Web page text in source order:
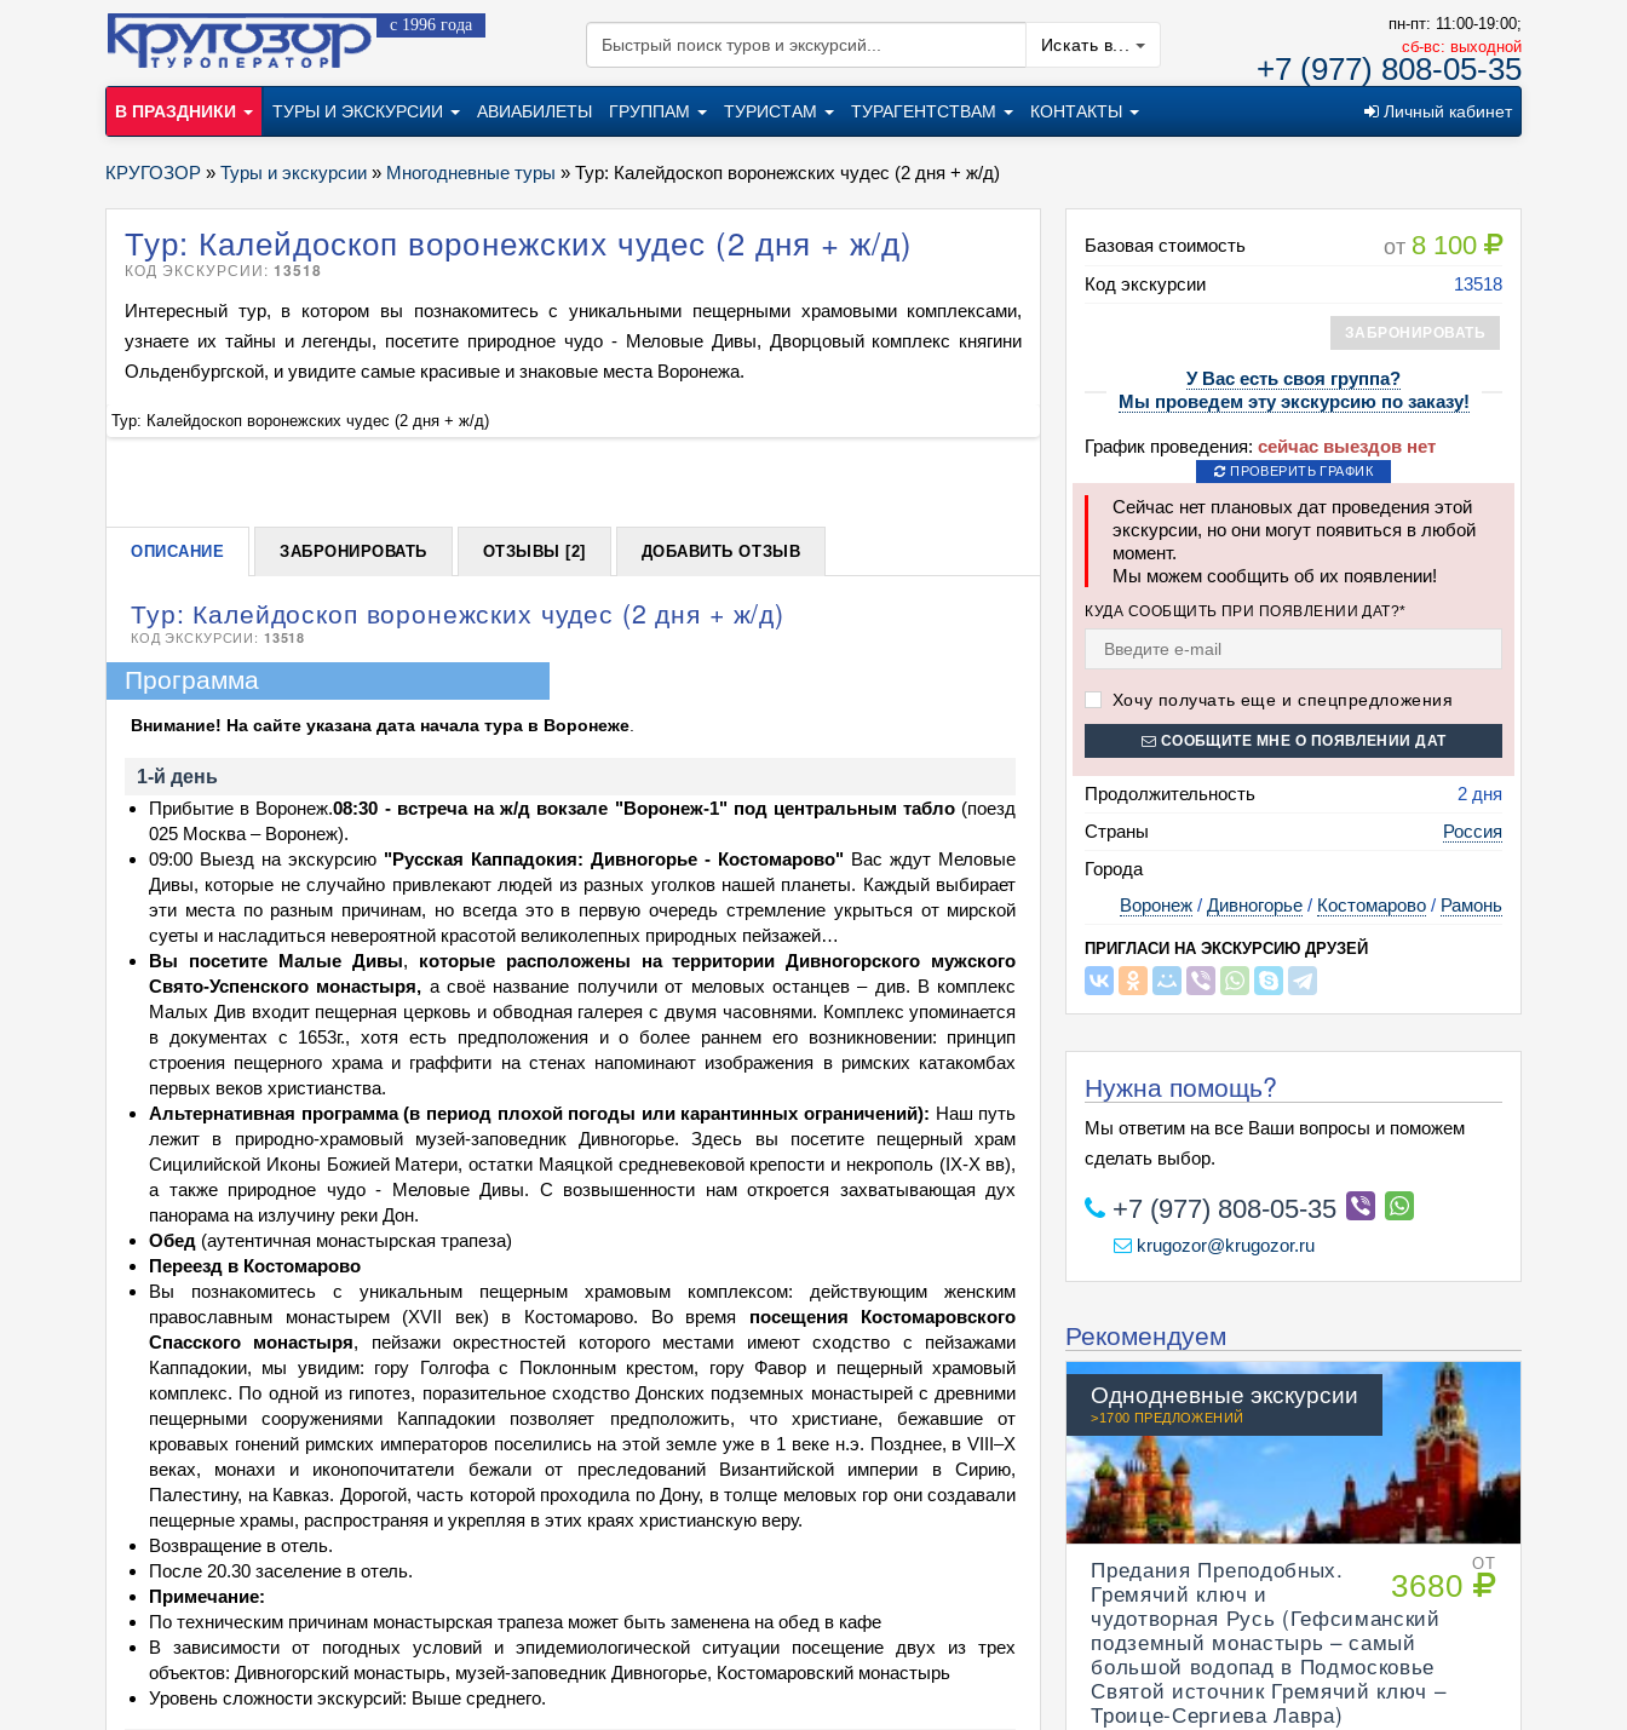
с 1996 года
Искать в...
пн-пт: 11:00-19:00;
cб-вс: выходной
+7 (977) 808-05-35
В ПРАЗДНИКИ ТУРЫ И ЭКСКУРСИИ АВИАБИЛЕТЫ ГРУППАМ ТУРИСТАМ ТУРАГЕНТСТВАМ КОНТАКТЫ Личный кабинет
КРУГОЗОР » Туры и экскурсии » Многодневные туры » Тур: Калейдоскоп воронежских чудес (2 дня + ж/д)
Базовая стоимость от 8 100
Код экскурсии 13518
ЗАБРОНИРОВАТЬ
У Вас есть своя группа?
Мы проведем эту экскурсию по заказу!
График проведения: сейчас выездов нет
ПРОВЕРИТЬ ГРАФИК
Сейчас нет плановых дат проведения этой
экскурсии, но они могут появиться в любой
момент.
Мы можем сообщить об их появлении!
КУДА СООБЩИТЬ ПРИ ПОЯВЛЕНИИ ДАТ?*
Хочу получать еще и спецпредложения
СООБЩИТЕ МНЕ О ПОЯВЛЕНИИ ДАТ
Продолжительность
2 дня
Страны
Россия
Города
Воронеж / Дивногорье / Костомарово / Рамонь
ПРИГЛАСИ НА ЭКСКУРСИЮ ДРУЗЕЙ
Тур: Калейдоскоп воронежских чудес (2 дня + ж/д)
КОД ЭКСКУРСИИ: 13518
Интересный тур, в котором вы познакомитесь с уникальными пещерными храмовыми комплексами,
узнаете их тайны и легенды, посетите природное чудо - Меловые Дивы, Дворцовый комплекс княгини
Ольденбургской, и увидите самые красивые и знаковые места Воронежа.
Тур: Калейдоскоп воронежских чудес (2 дня + ж/д)
ОПИСАНИЕ ЗАБРОНИРОВАТЬ ОТЗЫВЫ [2] ДОБАВИТЬ ОТЗЫВ
Тур: Калейдоскоп воронежских чудес (2 дня + ж/д)
КОД ЭКСКУРСИИ: 13518
Программа
Внимание! На сайте указана дата начала тура в Воронеже
1-й день
Прибытие в Воронеж.08:30 - встреча на ж/д вокзале "Воронеж-1" под центральным табло (поезд
025 Москва – Воронеж).
09:00 Выезд на экскурсию "Русская Каппадокия: Дивногорье - Костомарово" Вас ждут Меловые
Дивы, которые не случайно привлекают людей из разных уголков нашей планеты. Каждый выбирает
эти места по разным причинам, но всегда это в первую очередь стремление укрыться от мирской
суеты и насладиться невероятной красотой великолепных природных пейзажей…
Вы посетите Малые Дивы, которые расположены на территории Дивногорского мужского
Свято-Успенского монастыря, а своё название получили от меловых останцев – див. В комплекс
Малых Див входит пещерная церковь и обводная галерея с двумя часовнями. Комплекс упоминается
в документах с 1653г., хотя есть предположения и о более раннем его возникновении: принцип
строения пещерного храма и граффити на стенах напоминают изображения в римских катакомбах
первых веков христианства.
Альтернативная программа (в период плохой погоды или карантинных ограничений): Наш путь
лежит в природно-храмовый музей-заповедник Дивногорье. Здесь вы посетите пещерный храм
Сицилийской Иконы Божией Матери, остатки Маяцкой средневековой крепости и некрополь (IX-X вв),
а также природное чудо - Меловые Дивы. С возвышенности нам откроется захватывающая дух
панорама на излучину реки Дон.
Обед (аутентичная монастырская трапеза)
Переезд в Костомарово
Вы познакомитесь с уникальным пещерным храмовым комплексом: действующим женским
православным монастырем (XVII век) в Костомарово. Во время посещения Костомаровского
Спасского монастыря, пейзажи окрестностей которого местами имеют сходство с пейзажами
Каппадокии, мы увидим: гору Голгофа с Поклонным крестом, гору Фавор и пещерный храмовый
комплекс. По одной из гипотез, поразительное сходство Донских подземных монастырей с древними
пещерными сооружениями Каппадокии позволяет предположить, что христиане, бежавшие от
кровавых гонений римских императоров поселились на этой земле уже в 1 веке н.э. Позднее, в VIII–X
веках, монахи и иконопочитатели бежали от преследований Византийской империи в Сирию,
Палестину, на Кавказ. Дорогой, часть которой проходила по Дону, в толще меловых гор они создавали
пещерные храмы, распространяя и укрепляя в этих краях христианскую веру.
Возвращение в отель.
После 20.30 заселение в отель.
Примечание:
По техническим причинам монастырская трапеза может быть заменена на обед в кафе
В зависимости от погодных условий и эпидемиологической ситуации посещение двух из трех
объектов: Дивногорский монастырь, музей-заповедник Дивногорье, Костомаровский монастырь
Уровень сложности экскурсий: Выше среднего.
Нужна помощь?
Мы ответим на все Ваши вопросы и поможем
сделать выбор.
+7 (977) 808-05-35
krugozor@krugozor.ru
Рекомендуем
Однодневные экскурсии
>1700 ПРЕДЛОЖЕНИЙ
ОТ
3680
Предания Преподобных.
Гремячий ключ и
чудотворная Русь (Гефсиманский
подземный монастырь – самый
большой водопад в Подмосковье
Святой источник Гремячий ключ –
Троице-Сергиева Лавра)